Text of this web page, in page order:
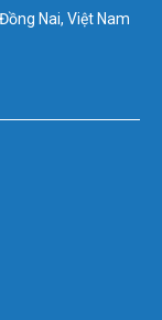
Nai, Việt Nam